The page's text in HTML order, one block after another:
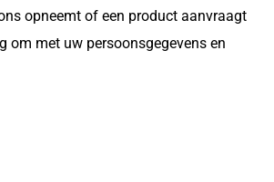
opneemt of een product aanvraagt
om met uw persoonsgegevens en